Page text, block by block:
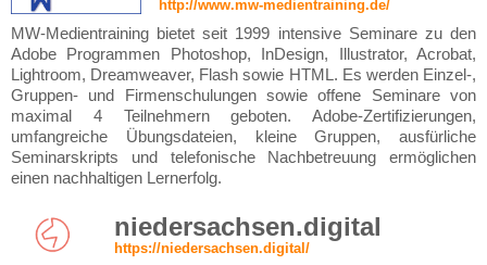
http://www.mw-medientraining.de/
MW-Medientraining bietet seit 1999 intensive Seminare zu den
Adobe Programmen Photoshop, InDesign, Illustrator, Acrobat,
Lightroom, Dreamweaver, Flash sowie HTML. Es werden Einzel-,
Gruppen- und Firmenschulungen sowie offene Seminare von
maximal 4 Teilnehmern geboten. Adobe-Zertifizierungen,
umfangreiche Übungsdateien, kleine Gruppen, ausfürliche
Seminarskripts und telefonische Nachbetreuung ermöglichen
einen nachhaltigen Lernerfolg.
niedersachsen.digital
https://niedersachsen.digital/